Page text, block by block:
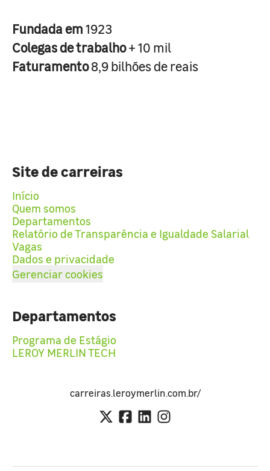
Fundada em1923
Colegas de trabalho+ 10 mil
Faturamento8,9 bilhões de reais
Site de carreiras
Início
Quem somos
Departamentos
Relatório de Transparência e Igualdade Salarial
Vagas
Dados e privacidade
Gerenciar cookies
Departamentos
Programa de Estágio
LEROY MERLIN TECH
carreiras.leroymerlin.com.br/